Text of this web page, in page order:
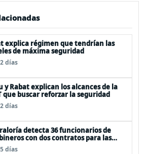
explica régimen que tendrían las
de máxima seguridad
días
y Rabat explican los alcances de la
que buscar reforzar la seguridad
días
detecta 36 funcionarios de
con dos contratos para las
funciones
días